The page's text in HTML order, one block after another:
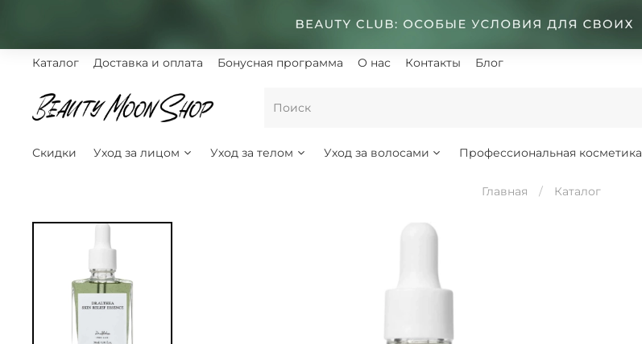
Каталог Доставка и оплата Бонусная программа О нас Контакты Блог
Скидки Уход за лицом Уход за телом Уход за волосами Профессиональная косметика
Главная Каталог